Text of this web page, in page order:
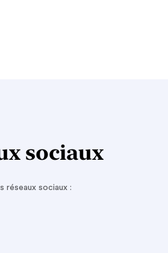
sociaux
réseaux sociaux :